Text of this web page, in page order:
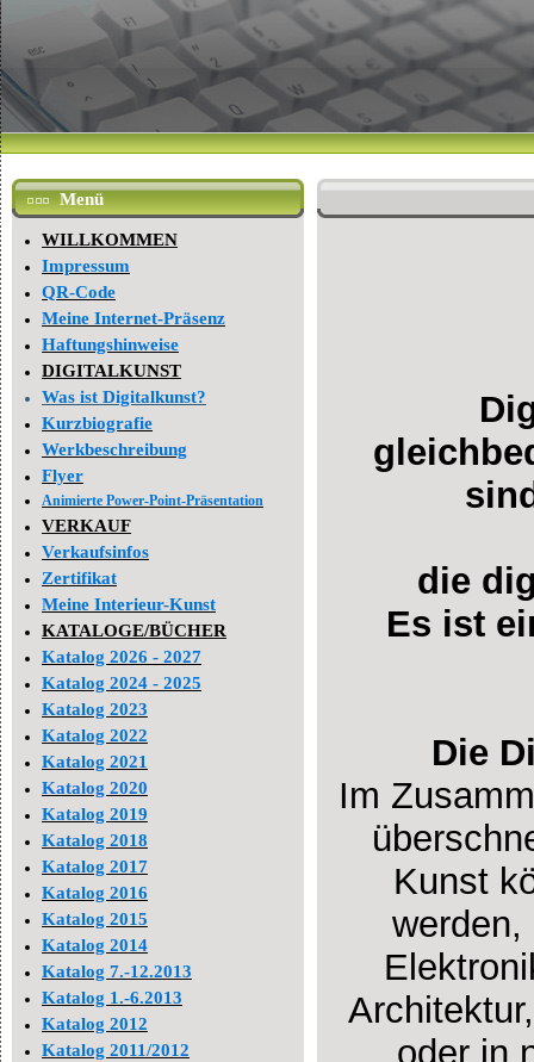
Menü
WILLKOMMEN
Impressum
QR-Code
Meine Internet-Präsenz
Haftungshinweise
DIGITALKUNST
Was ist Digitalkunst?
Kurzbiografie
Werkbeschreibung
Flyer
Animierte Power-Point-Präsentation
VERKAUF
Verkaufsinfos
Zertifikat
Meine Interieur-Kunst
KATALOGE/BÜCHER
Katalog 2026 - 2027
Katalog 2024 - 2025
Katalog 2023
Katalog 2022
Katalog 2021
Katalog 2020
Katalog 2019
Katalog 2018
Katalog 2017
Katalog 2016
Katalog 2015
Katalog 2014
Katalog 7.-12.2013
Katalog 1.-6.2013
Katalog 2012
Katalog 2011/2012
die
Es ist
Die
Im
Kunst
werden,
oder in